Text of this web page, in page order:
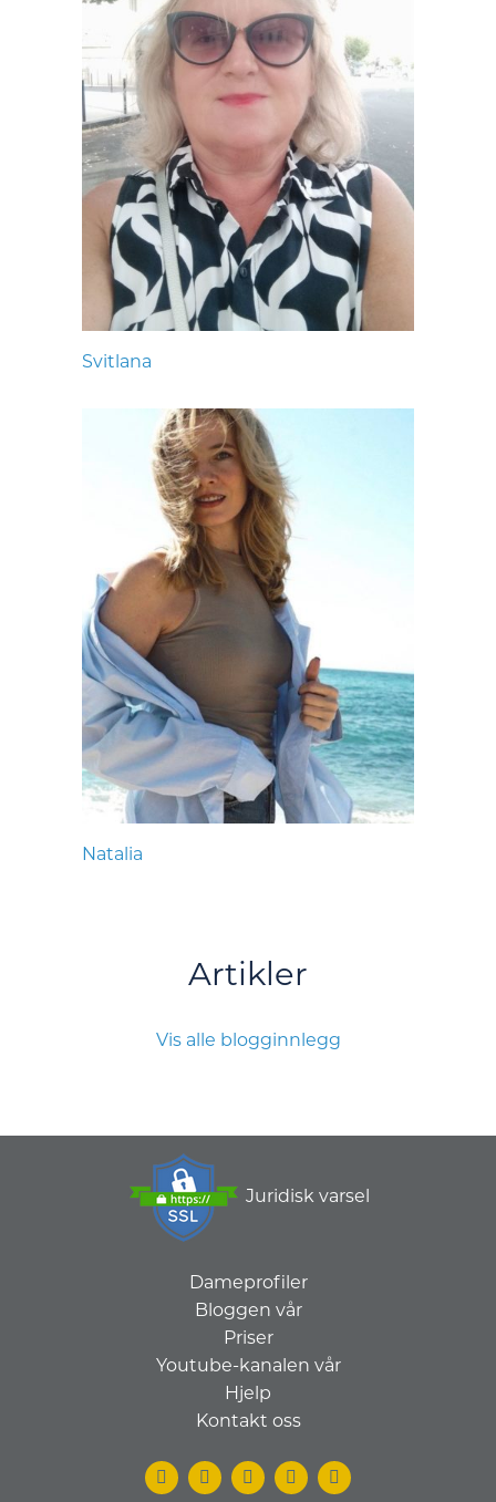
Svitlana
Natalia
Artikler
Vis alle blogginnlegg
Juridisk varsel
Dameprofiler
Bloggen vår
Priser
Youtube-kanalen vår
Hjelp
Kontakt oss